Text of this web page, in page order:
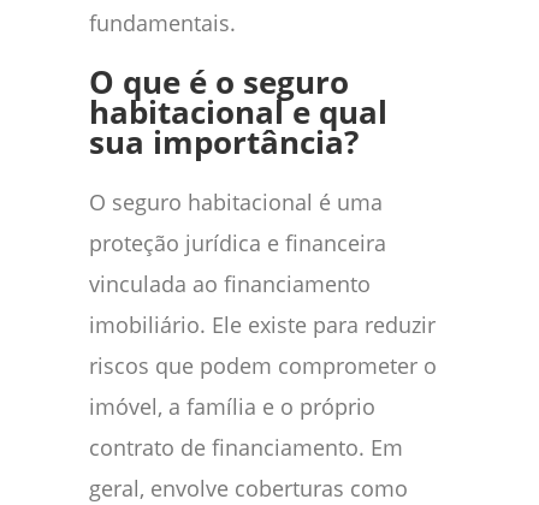
fundamentais.
O que é o seguro
habitacional e qual
sua importância?
O seguro habitacional é uma
proteção jurídica e financeira
vinculada ao financiamento
imobiliário. Ele existe para reduzir
riscos que podem comprometer o
imóvel, a família e o próprio
contrato de financiamento. Em
geral, envolve coberturas como